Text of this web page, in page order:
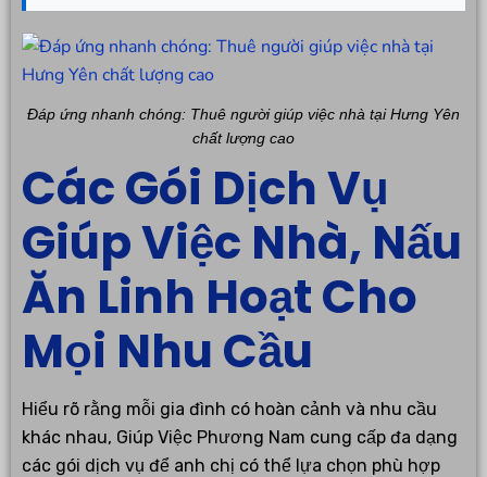
Đáp ứng nhanh chóng: Thuê người giúp việc nhà tại Hưng Yên
chất lượng cao
Các Gói Dịch Vụ
Giúp Việc Nhà, Nấu
Ăn Linh Hoạt Cho
Mọi Nhu Cầu
Hiểu rõ rằng mỗi gia đình có hoàn cảnh và nhu cầu
khác nhau, Giúp Việc Phương Nam cung cấp đa dạng
các gói dịch vụ để anh chị có thể lựa chọn phù hợp